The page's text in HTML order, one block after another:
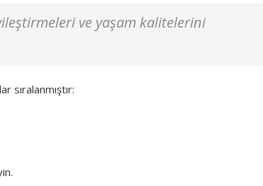
ve yaşam kalitelerini
sıralanmıştır: